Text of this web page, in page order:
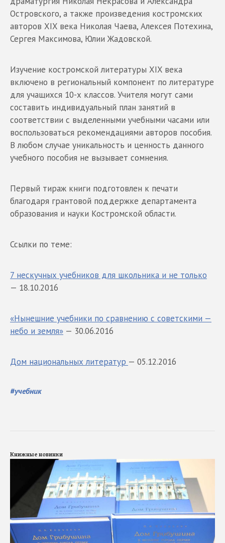
Островского, а также произведения костромских
авторов XIX века Николая Чаева, Алексея Потехина,
Сергея Максимова, Юлии Жадовской.
Изучение костромской литературы XIX века
включено в региональный компонент по литературе
для учащихся 10-х классов. Учителя могут сами
составить индивидуальный план занятий в
соответствии с выделенными учебными часами или
воспользоваться рекомендациями авторов пособия.
В любом случае уникальность и ценность данного
учебного пособия не вызывает сомнения.
Первый тираж книги подготовлен к печати
благодаря грантовой поддержке департамента
образования и науки Костромской области.
Ссылки по теме:
7 нескучных учебников для школьника и не только
— 18.10.2016
«Нынешние учебники по сравнению с советскими —
небо и земля» — 30.06.2016
Дом национальных литератур — 05.12.2016
#учебник
Книжные новинки